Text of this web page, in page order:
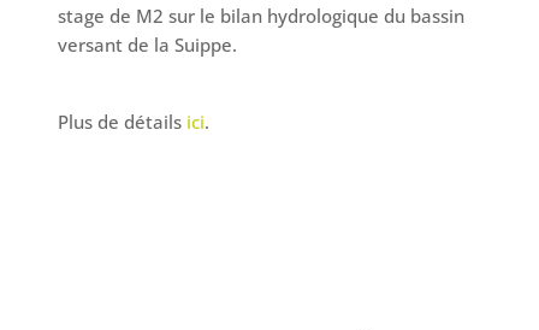
stage de M2 sur le bilan hydrologique du bassin
versant de la Suippe.
Plus de détails ici.